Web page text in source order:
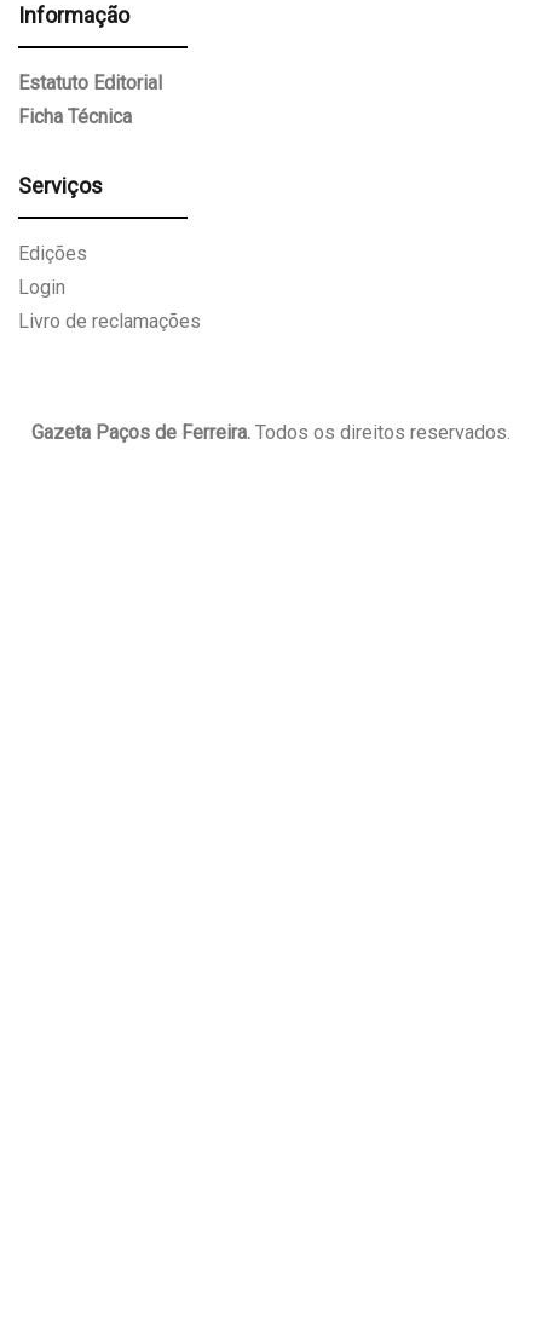
Informação
Estatuto Editorial
Ficha Técnica
Serviços
Edições
Login
Livro de reclamações
Gazeta Paços de Ferreira. Todos os direitos reservados.